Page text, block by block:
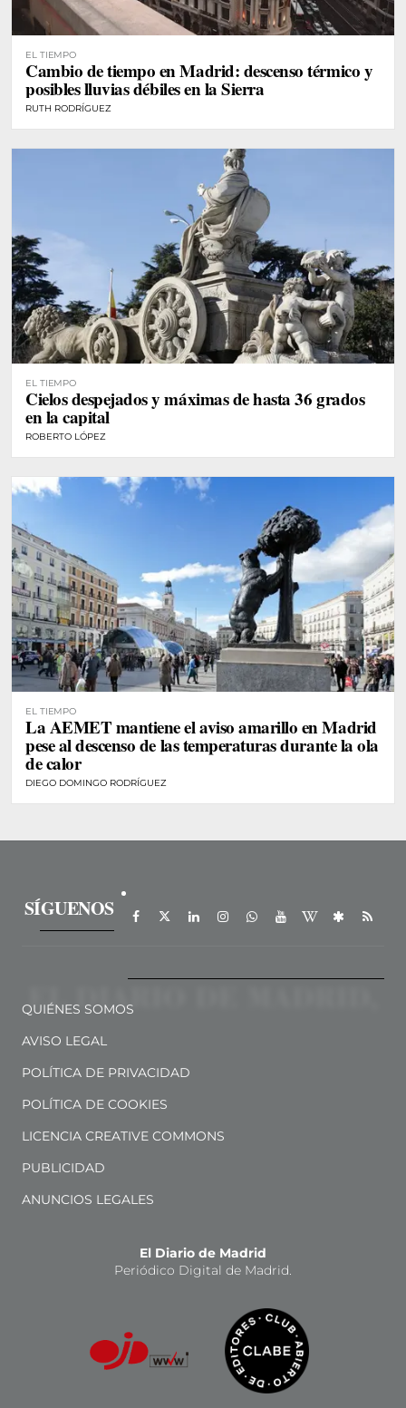
EL TIEMPO
Cambio de tiempo en Madrid: descenso térmico y
posibles lluvias débiles en la Sierra
RUTH RODRÍGUEZ
EL TIEMPO
Cielos despejados y máximas de hasta 36 grados
en la capital
ROBERTO LÓPEZ
EL TIEMPO
La AEMET mantiene el aviso amarillo en Madrid
pese al descenso de las temperaturas durante la ola
de calor
DIEGO DOMINGO RODRÍGUEZ
SÍGUENOS
QUIÉNES SOMOS
AVISO LEGAL
POLÍTICA DE PRIVACIDAD
POLÍTICA DE COOKIES
LICENCIA CREATIVE COMMONS
PUBLICIDAD
ANUNCIOS LEGALES
El Diario de Madrid
Periódico Digital de Madrid.